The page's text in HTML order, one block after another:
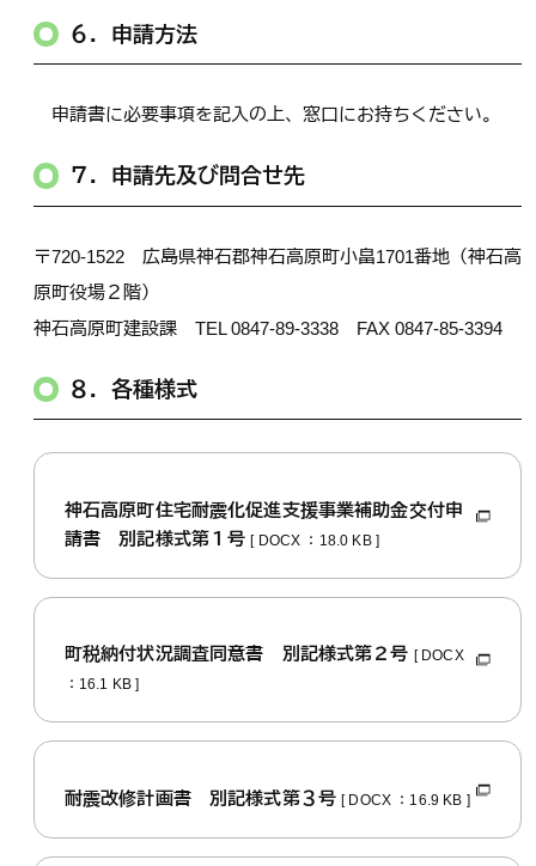
６．申請方法
申請書に必要事項を記入の上、窓口にお持ちください。
７．申請先及び問合せ先
〒720-1522 広島県神石郡神石高原町小畠1701番地（神石高
原町役場２階）
神石高原町建設課 TEL 0847-89-3338 FAX 0847-85-3394
８．各種様式
神石高原町住宅耐震化促進支援事業補助金交付申
請書 別記様式第１号[ DOCX ：18.0 KB ]
町税納付状況調査同意書 別記様式第２号 [ DOCX
：16.1 KB ]
耐震改修計画書 別記様式第３号[ DOCX ：16.9 KB ]